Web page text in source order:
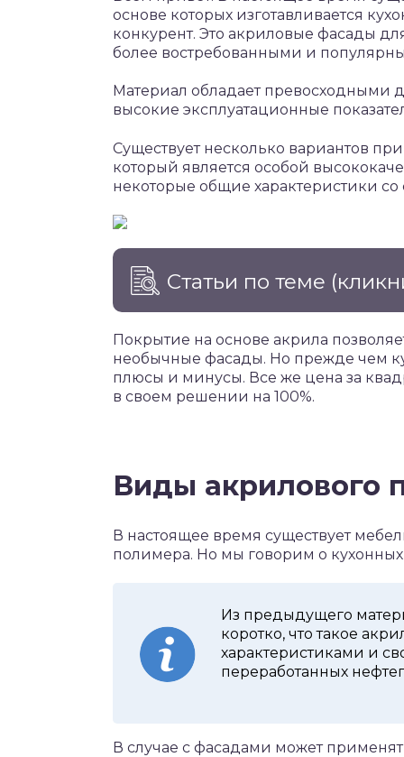
основе которых изготавливается
конкурент. Это акриловые фасады
более востребованными и
Материал обладает превосходными
высокие эксплуатационные
Существует несколько вариантов
который является особой
некоторые общие характеристики со
Статьи по теме
Покрытие на основе акрила
необычные фасады. Но прежде чем
плюсы и минусы. Все же цена за
в своем решении на 100%.
Виды акрилового
В настоящее время существует
полимера. Но мы говорим о кухонных
Из предыдущего
коротко, что такое
характеристиками и
переработанных
В случае с фасадами может